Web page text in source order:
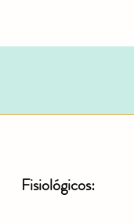
Fisiológicos: